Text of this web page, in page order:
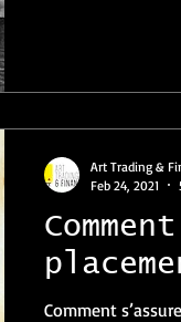
Comment
Art Trading &
Feb 24, 2021